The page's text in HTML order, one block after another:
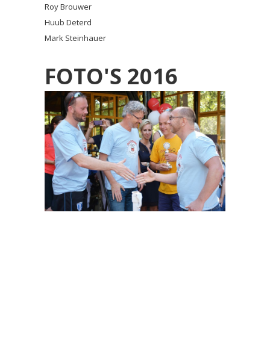
Roy Brouwer
Huub Deterd
Mark Steinhauer
FOTO'S 2016